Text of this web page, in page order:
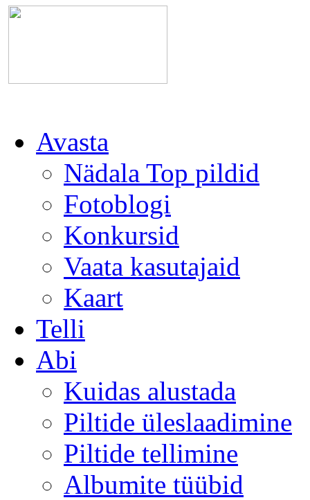
Avasta
Nädala Top pildid
Fotoblogi
Konkursid
Vaata kasutajaid
Kaart
Telli
Abi
Kuidas alustada
Piltide üleslaadimine
Piltide tellimine
Albumite tüübid